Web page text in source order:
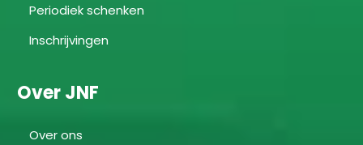
Periodiek schenken
Inschrijvingen
Over JNF
Over ons